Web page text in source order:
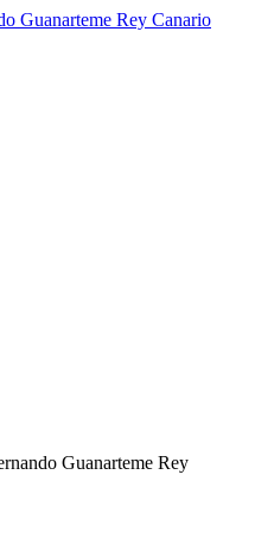
Guanarteme Rey